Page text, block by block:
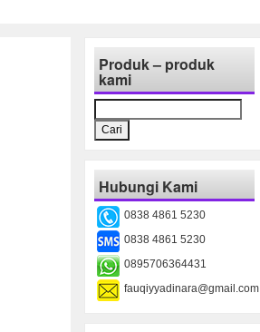
Produk – produk
kami
untuk:
Hubungi Kami
0838 4861 5230
0838 4861 5230
0895706364431
fauqiyyadinara@gmail.com